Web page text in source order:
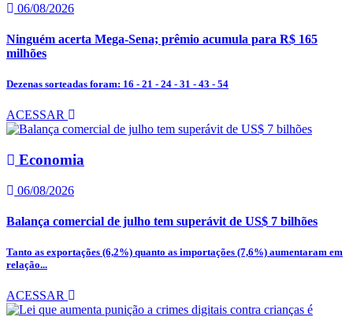
06/08/2026
Ninguém acerta Mega-Sena; prêmio acumula para R$ 165
milhões
Dezenas sorteadas foram: 16 - 21 - 24 - 31 - 43 - 54
ACESSAR
Economia
06/08/2026
Balança comercial de julho tem superávit de US$ 7 bilhões
Tanto as exportações (6,2%) quanto as importações (7,6%) aumentaram em
relação...
ACESSAR